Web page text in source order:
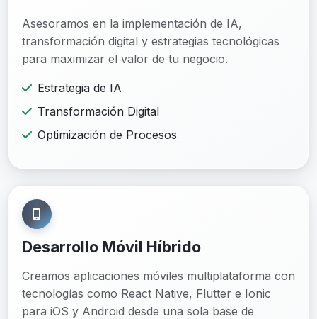
Asesoramos en la implementación de IA,
transformación digital y estrategias tecnológicas
para maximizar el valor de tu negocio.
Estrategia de IA
Transformación Digital
Optimización de Procesos
Desarrollo Móvil Híbrido
Creamos aplicaciones móviles multiplataforma con
tecnologías como React Native, Flutter e Ionic
para iOS y Android desde una sola base de